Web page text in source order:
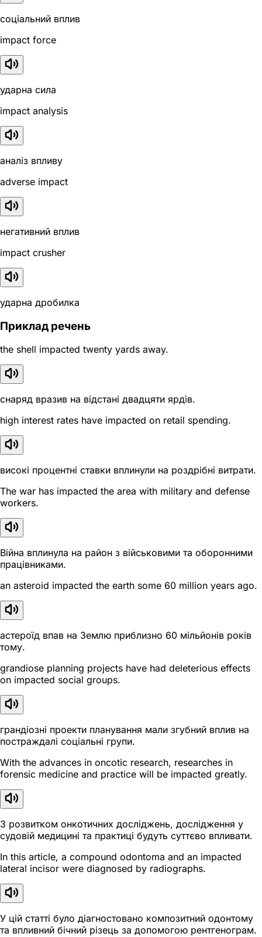
соціальний вплив
impact force
ударна сила
impact analysis
аналіз впливу
adverse impact
негативний вплив
impact crusher
ударна дробилка
Приклад речень
the shell impacted twenty yards away.
снаряд вразив на відстані двадцяти ярдів.
high interest rates have impacted on retail spending.
високі процентні ставки вплинули на роздрібні витрати.
The war has impacted the area with military and defense
workers.
Війна вплинула на район з військовими та оборонними
працівниками.
an asteroid impacted the earth some 60 million years ago.
астероїд впав на Землю приблизно 60 мільйонів років
тому.
grandiose planning projects have had deleterious effects
on impacted social groups.
грандіозні проекти планування мали згубний вплив на
постраждалі соціальні групи.
With the advances in oncotic research, researches in
forensic medicine and practice will be impacted greatly.
З розвитком онкотичних досліджень, дослідження у
судовій медицині та практиці будуть суттєво впливати.
In this article, a compound odontoma and an impacted
lateral incisor were diagnosed by radiographs.
У цій статті було діагностовано композитний одонтому
та впливний бічний різець за допомогою рентгенограм.